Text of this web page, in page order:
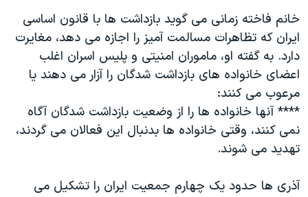
خانم فاخته زمانی می گوید بازداشت ها با قانون اساسی
ایران که تظاهرات مسالمت آمیز را اجازه می دهد، مغایرت
دارد. به گفته او، ماموران امنیتی و پلیس اسران اغلب
اعضای خانواده های بازداشت شدگان را آزار می دهند یا
مرعوب می کنند:
**** آنها خانواده ها را از وضعیت بازداشت شدگان آگاه
نمی کنند، وقتی خانواده ها بدنبال این فعالان می گردند،
تهدید می شوند.
آذری ها حدود یک چهارم جمعیت ایران را تشکیل می